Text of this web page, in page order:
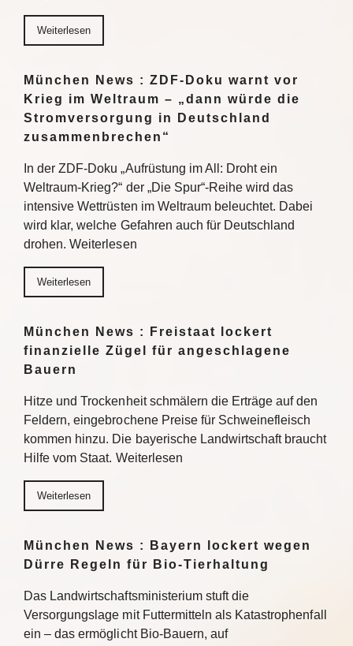
Weiterlesen
München News : ZDF-Doku warnt vor
Krieg im Weltraum – „dann würde die
Stromversorgung in Deutschland
zusammenbrechen“
In der ZDF-Doku „Aufrüstung im All: Droht ein
Weltraum-Krieg?“ der „Die Spur“-Reihe wird das
intensive Wettrüsten im Weltraum beleuchtet. Dabei
wird klar, welche Gefahren auch für Deutschland
drohen. Weiterlesen
Weiterlesen
München News : Freistaat lockert
finanzielle Zügel für angeschlagene
Bauern
Hitze und Trockenheit schmälern die Erträge auf den
Feldern, eingebrochene Preise für Schweinefleisch
kommen hinzu. Die bayerische Landwirtschaft braucht
Hilfe vom Staat. Weiterlesen
Weiterlesen
München News : Bayern lockert wegen
Dürre Regeln für Bio-Tierhaltung
Das Landwirtschaftsministerium stuft die
Versorgungslage mit Futtermitteln als Katastrophenfall
ein – das ermöglicht Bio-Bauern, auf